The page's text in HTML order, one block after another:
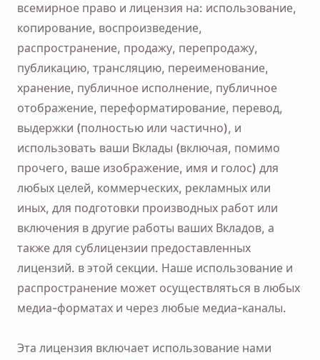
всемирное право и лицензия на: использование,
копирование, воспроизведение,
распространение, продажу, перепродажу,
публикацию, трансляцию, переименование,
хранение, публичное исполнение, публичное
отображение, переформатирование, перевод,
выдержки (полностью или частично), и
использовать ваши Вклады (включая, помимо
прочего, ваше изображение, имя и голос) для
любых целей, коммерческих, рекламных или
иных, для подготовки производных работ или
включения в другие работы ваших Вкладов, а
также для сублицензии предоставленных
лицензий. в этой секции. Наше использование и
распространение может осуществляться в любых
медиа-форматах и ​​через любые медиа-каналы.
Эта лицензия включает использование нами